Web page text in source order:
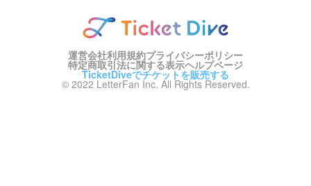
運営会社利用規約プライバシーポリシー
特定商取引法に関する表示ヘルプページ
TicketDiveでチケットを販売する
© 2022 LetterFan Inc. All Rights Reserved.